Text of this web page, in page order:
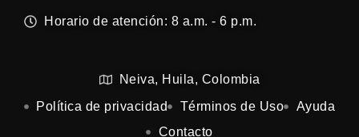
Horario de atención: 8 a.m. - 6 p.m.
Neiva, Huila, Colombia
Política de privacidad
Términos de Uso
Ayuda
Contacto